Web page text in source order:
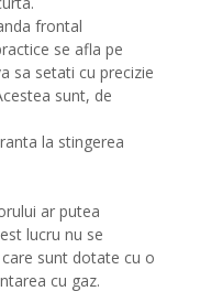
frontal
se afla pe
sa setati cu precizie
sunt, de
la stingerea
ar putea
lucru nu se
sunt dotate cu o
cu gaz.